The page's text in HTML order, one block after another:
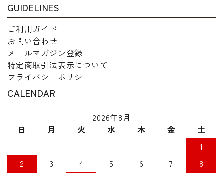
GUIDELINES
ご利用ガイド
お問い合わせ
メールマガジン登録
特定商取引法表示について
プライバシーポリシー
CALENDAR
2026年8月
日
月 火 水 木 金
土
1
2
3 4 5 6 7
8